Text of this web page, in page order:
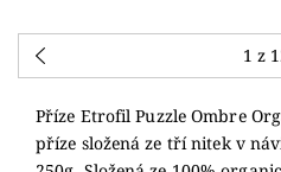
1 z
Příze Etrofil Puzzle Ombre
příze složená ze tří nitek v